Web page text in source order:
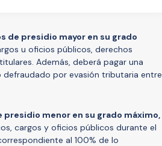
de presidio mayor en su grado
u oficios públicos, derechos
Además, deberá pagar una
por evasión tributaria entre
presidio menor en su grado máximo,
cargos y oficios públicos durante el
al 100% de lo